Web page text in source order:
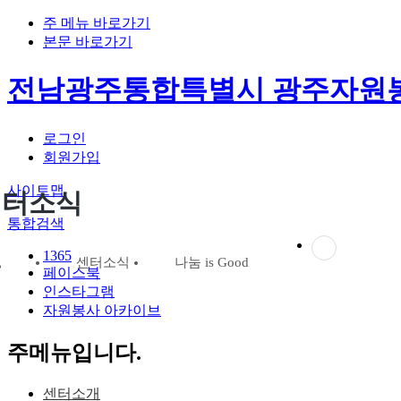
주 메뉴 바로가기
본문 바로가기
전남광주통합특별시 광주자원
로그인
회원가입
사이트맵
통합검색
1365
페이스북
인스타그램
자원봉사 아카이브
주메뉴입니다.
센터소개
소식
센터소식 나눔 is Good